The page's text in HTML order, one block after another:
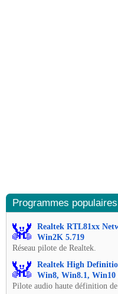
Programmes
Realtek RTL81xx
Win2K 5.719
Réseau pilote de Realtek.
Realtek High
Win8, Win8.1, Win10
Pilote audio haute définition de